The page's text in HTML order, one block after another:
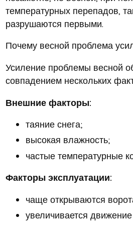
температурных перепадов,
разрушаются первыми.
Почему весной проблема
Усиление проблемы весной
совпадением нескольких
Внешние факторы:
таяние снега;
высокая влажность;
частые температурные
Факторы эксплуатации:
чаще открываются
увеличивается движение